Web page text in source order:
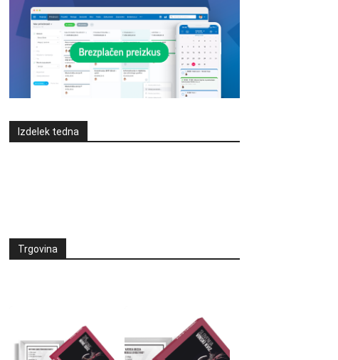
Izdelek tedna
Trgovina